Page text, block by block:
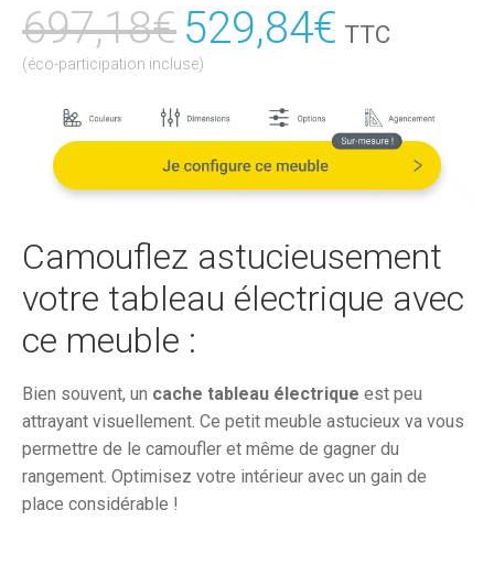
697,18€Le
prix
initial
était :
697,18€.
529,84€Le
actuel
est :
TTC
(éco-participation incluse)
Camouflez astucieusement
votre tableau électrique avec
ce meuble :
Bien souvent, un cache tableau électrique est peu
attrayant visuellement. Ce petit meuble astucieux va vous
permettre de le camoufler et même de gagner du
rangement. Optimisez votre intérieur avec un gain de
place considérable !